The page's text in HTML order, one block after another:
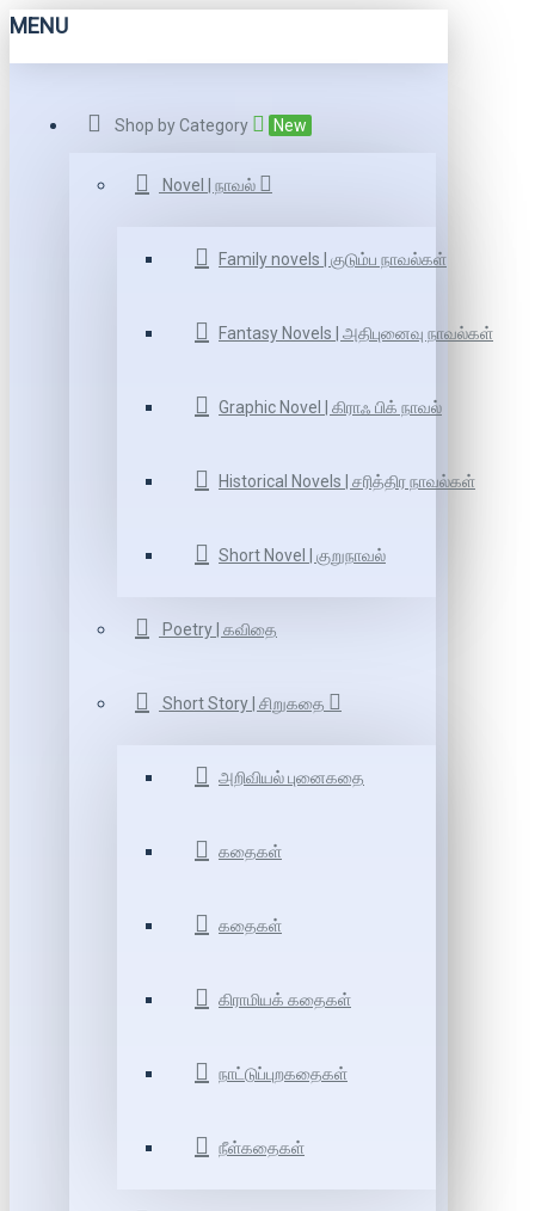
MENU
Shop by Category New
Novel | நாவல்
Family novels | குடும்ப நாவல்கள்
Fantasy Novels | அதிபுனைவு நாவல்கள்
Graphic Novel | கிராஃ பிக் நாவல்
Historical Novels | சரித்திர நாவல்கள்
Short Novel | குறுநாவல்
Poetry | கவிதை
Short Story | சிறுகதை
அறிவியல் புனைகதை
கதைகள்
கதைகள்
கிராமியக் கதைகள்
நாட்டுப்புறகதைகள்
நீள்கதைகள்